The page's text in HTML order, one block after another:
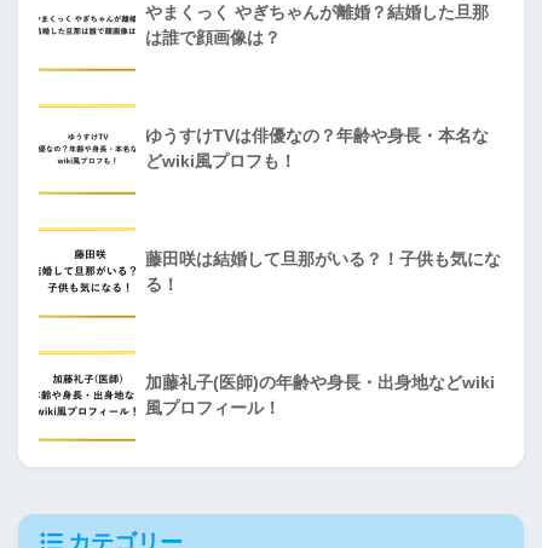
やまくっく やぎちゃんが離婚？結婚した旦那
は誰で顔画像は？
ゆうすけTVは俳優なの？年齢や身長・本名な
どwiki風プロフも！
藤田咲は結婚して旦那がいる？！子供も気にな
る！
加藤礼子(医師)の年齢や身長・出身地などwiki
風プロフィール！
カテゴリー